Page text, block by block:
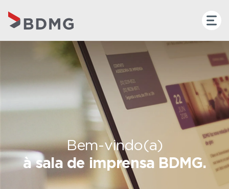
Bem-vindo(a)
à sala de imprensa BDMG.